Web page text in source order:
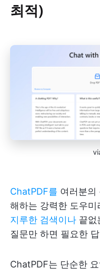
최적)
ChatPDF를 여러분의
해하는 강력한 도우
지루한 검색이나 끝없
질문만 하면 필요한
ChatPDF는 단순한